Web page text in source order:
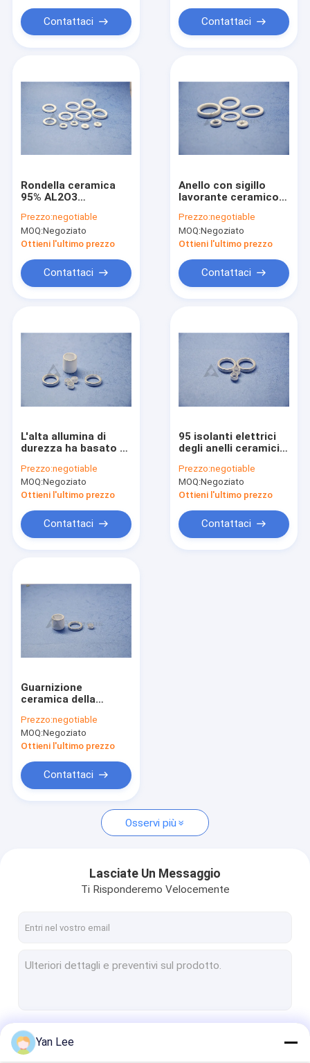
Prodotti
Circa noi
Richieda una citazione
Componenti ceramiche dell'allumina
Ceramica metallizzata dell'allumina
Parti in ceramica personalizzate
Anelli ceramici dell'allumina
Sensore di pressione ceramico
Ceramica tecnica avanzata
Blocchetti di connettore ceramici
Componenti ceramiche elettroniche
Parti ceramiche di biossido di zirconio
Allumina Rohi ceramici
Contattaci Contattaci
Rondella ceramica
95% AL2O3
dell'avorio che lavora
materiale a macchina
ceramico
Prezzo:negotiable
MOQ:Negoziato
Ottieni l'ultimo prezzo
Contattaci
Anello con sigillo
lavorante ceramico
alluminio di
precisione bianca
dell'isolante
Prezzo:negotiable
MOQ:Negoziato
Ottieni l'ultimo prezzo
Contattaci
L'alta allumina di
durezza ha basato gli
dell'isolamento della
ceramica
Prezzo:negotiable
MOQ:Negoziato
Ottieni l'ultimo prezzo
Contattaci
95 isolanti elettrici
degli anelli ceramici
per ingegneria del
veicolo
Prezzo:negotiable
MOQ:Negoziato
Ottieni l'ultimo prezzo
Contattaci
Guarnizione
ceramica della
degli anelli
dell'allumina
resistente all'acido
Prezzo:negotiable
MOQ:Negoziato
Ottieni l'ultimo prezzo
Contattaci
Osservi più
Lasciate Un Messaggio
Ti Risponderemo Velocemente
Yan Lee